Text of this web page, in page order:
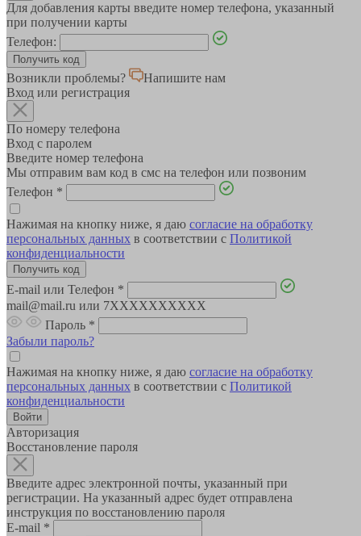
Для добавления карты введите номер телефона, указанный
при получении карты
Телефон:
Возникли проблемы?
Напишите нам
Вход или регистрация
По номеру телефона
Вход с паролем
Введите номер телефона
Мы отправим вам код в смс на телефон или позвоним
Телефон *
Нажимая на кнопку ниже, я даю согласие на обработку
персональных данных в соответствии с Политикой
конфиденциальности
E-mail или Телефон *
mail@mail.ru или 7XXXXXXXXXX
Пароль *
Забыли пароль?
Нажимая на кнопку ниже, я даю согласие на обработку
персональных данных в соответствии с Политикой
конфиденциальности
Авторизация
Восстановление пароля
Введите адрес электронной почты, указанный при
регистрации. На указанный адрес будет отправлена
инструкция по восстановлению пароля
E-mail *